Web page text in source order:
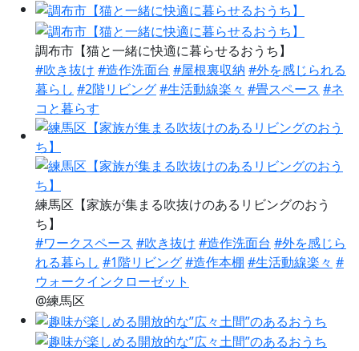
調布市【猫と一緒に快適に暮らせるおうち】
#吹き抜け #造作洗面台 #屋根裏収納 #外を感じられる
暮らし #2階リビング#生活動線楽々 #畳スペース #ネ
コと暮らす
練馬区【家族が集まる吹抜けのあるリビングのおう
ち】
#ワークスペース #吹き抜け #造作洗面台 #外を感じら
れる暮らし #1階リビング#造作本棚 #生活動線楽々 #
ウォークインクローゼット
@練馬区